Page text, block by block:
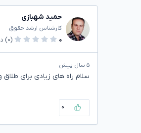
حمید شهبازی
کارشناس ارشد حقوق
۰
(۰)
۵ سال پیش
سلام راه های زیادی برای
۰